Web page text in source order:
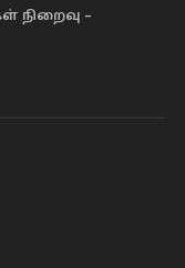
நிறைவு –